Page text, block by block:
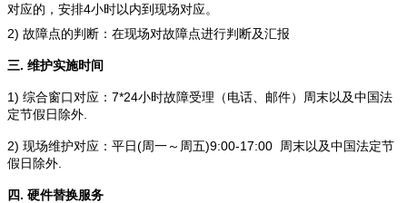
对应的，安排4小时以内到现场对应。
2) 故障点的判断：在现场对故障点进行判断及汇报
三. 维护实施时间
1) 综合窗口对应： 7*24小时故障受理（电话、邮件）
周末以及中国法
定节假日除外
2) 现场维护对应：平日 (周一～周五)9:00-17:00
周末以及中国法定节
假日除外
四 . 硬件替换服务